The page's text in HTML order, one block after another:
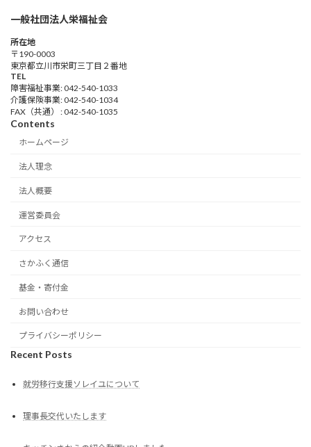
一般社団法人栄福祉会
所在地
〒190-0003
東京都立川市栄町三丁目２番地
TEL
障害福祉事業: 042-540-1033
介護保険事業: 042-540-1034
FAX（共通） : 042-540-1035
Contents
ホームページ
法人理念
法人概要
運営委員会
アクセス
さかふく通信
基金・寄付金
お問い合わせ
プライバシーポリシー
Recent Posts
就労移行支援ソレイユについて
理事長交代いたします